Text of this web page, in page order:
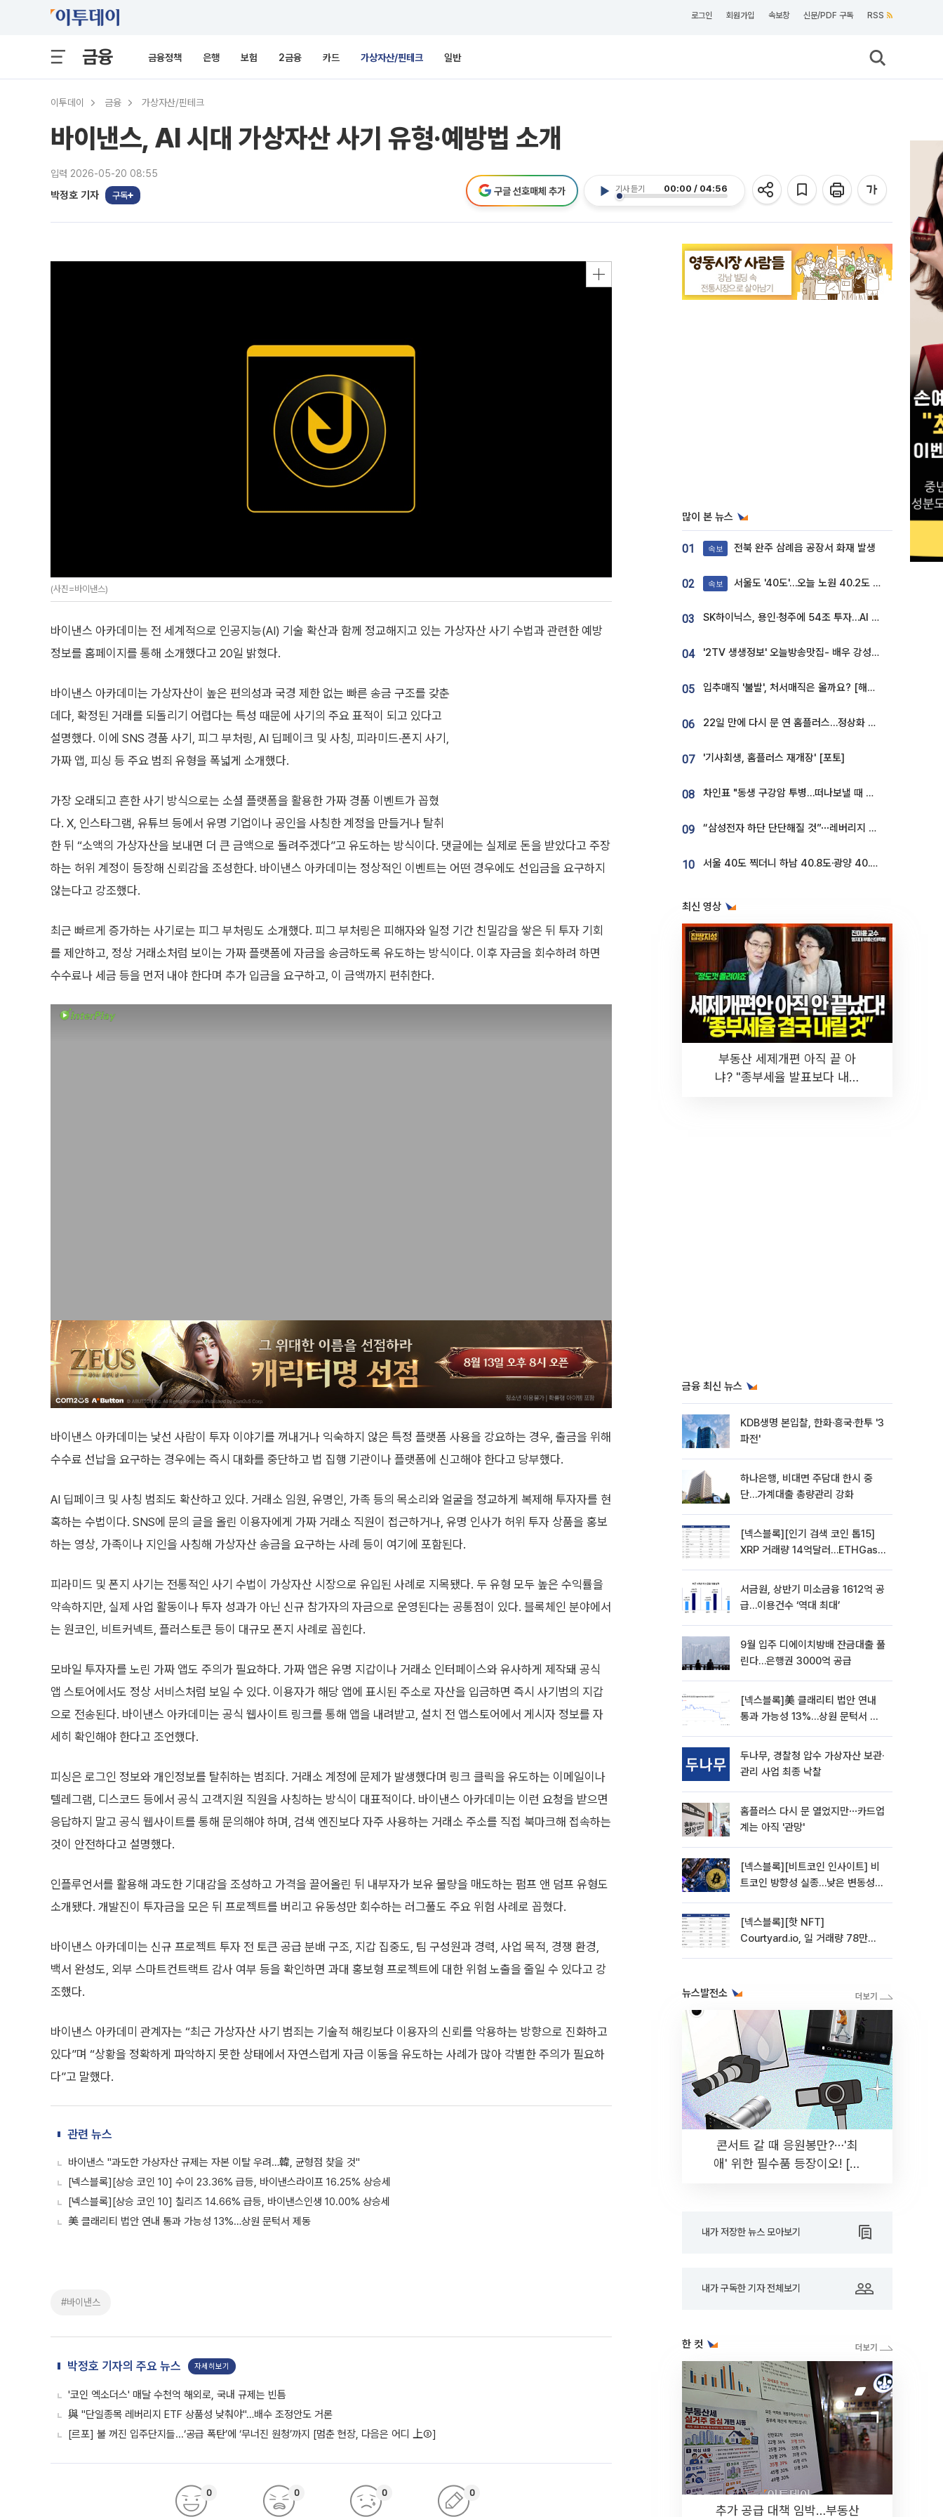
로그인 회원가입 속보창 신문/PDF 구독 RSS
금융 금융정책 은행 보험 2금융 카드 가상자산/핀테크 일반
이투데이 금융 가상자산/핀테크
바이낸스, AI 시대 가상자산 사기 유형·예방법 소개
입력 2026-05-20 08:55
박정호 기자 구독
기사 듣기 00:00 / 04:56
구글 선호매체 추가
(사진=바이낸스)
바이낸스 아카데미는 전 세계적으로 인공지능(AI) 기술 확산과 함께 정교해지고 있는 가상자산 사기 수법과 관련한 예방
정보를 홈페이지를 통해 소개했다고 20일 밝혔다.
바이낸스 아카데미는 가상자산이 높은 편의성과 국경 제한 없는 빠른 송금 구조를 갖춘
데다, 확정된 거래를 되돌리기 어렵다는 특성 때문에 사기의 주요 표적이 되고 있다고
설명했다. 이에 SNS 경품 사기, 피그 부처링, AI 딥페이크 및 사칭, 피라미드·폰지 사기,
가짜 앱, 피싱 등 주요 범죄 유형을 폭넓게 소개했다.
가장 오래되고 흔한 사기 방식으로는 소셜 플랫폼을 활용한 가짜 경품 이벤트가 꼽혔
다. X, 인스타그램, 유튜브 등에서 유명 기업이나 공인을 사칭한 계정을 만들거나 탈취
한 뒤 “소액의 가상자산을 보내면 더 큰 금액으로 돌려주겠다”고 유도하는 방식이다. 댓글에는 실제로 돈을 받았다고 주장
하는 허위 계정이 등장해 신뢰감을 조성한다. 바이낸스 아카데미는 정상적인 이벤트는 어떤 경우에도 선입금을 요구하지
않는다고 강조했다.
최근 빠르게 증가하는 사기로는 피그 부처링도 소개했다. 피그 부처링은 피해자와 일정 기간 친밀감을 쌓은 뒤 투자 기회
를 제안하고, 정상 거래소처럼 보이는 가짜 플랫폼에 자금을 송금하도록 유도하는 방식이다. 이후 자금을 회수하려 하면
수수료나 세금 등을 먼저 내야 한다며 추가 입금을 요구하고, 이 금액까지 편취한다.
바이낸스 아카데미는 낯선 사람이 투자 이야기를 꺼내거나 익숙하지 않은 특정 플랫폼 사용을 강요하는 경우, 출금을 위해
수수료 선납을 요구하는 경우에는 즉시 대화를 중단하고 법 집행 기관이나 플랫폼에 신고해야 한다고 당부했다.
AI 딥페이크 및 사칭 범죄도 확산하고 있다. 거래소 임원, 유명인, 가족 등의 목소리와 얼굴을 정교하게 복제해 투자자를 현
혹하는 수법이다. SNS에 문의 글을 올린 이용자에게 가짜 거래소 직원이 접근하거나, 유명 인사가 허위 투자 상품을 홍보
하는 영상, 가족이나 지인을 사칭해 가상자산 송금을 요구하는 사례 등이 여기에 포함된다.
피라미드 및 폰지 사기는 전통적인 사기 수법이 가상자산 시장으로 유입된 사례로 지목됐다. 두 유형 모두 높은 수익률을
약속하지만, 실제 사업 활동이나 투자 성과가 아닌 신규 참가자의 자금으로 운영된다는 공통점이 있다. 블록체인 분야에서
는 원코인, 비트커넥트, 플러스토큰 등이 대규모 폰지 사례로 꼽힌다.
모바일 투자자를 노린 가짜 앱도 주의가 필요하다. 가짜 앱은 유명 지갑이나 거래소 인터페이스와 유사하게 제작돼 공식
앱 스토어에서도 정상 서비스처럼 보일 수 있다. 이용자가 해당 앱에 표시된 주소로 자산을 입금하면 즉시 사기범의 지갑
으로 전송된다. 바이낸스 아카데미는 공식 웹사이트 링크를 통해 앱을 내려받고, 설치 전 앱스토어에서 게시자 정보를 자
세히 확인해야 한다고 조언했다.
피싱은 로그인 정보와 개인정보를 탈취하는 범죄다. 거래소 계정에 문제가 발생했다며 링크 클릭을 유도하는 이메일이나
텔레그램, 디스코드 등에서 공식 고객지원 직원을 사칭하는 방식이 대표적이다. 바이낸스 아카데미는 이런 요청을 받으면
응답하지 말고 공식 웹사이트를 통해 문의해야 하며, 검색 엔진보다 자주 사용하는 거래소 주소를 직접 북마크해 접속하는
것이 안전하다고 설명했다.
인플루언서를 활용해 과도한 기대감을 조성하고 가격을 끌어올린 뒤 내부자가 보유 물량을 매도하는 펌프 앤 덤프 유형도
소개됐다. 개발진이 투자금을 모은 뒤 프로젝트를 버리고 유동성만 회수하는 러그풀도 주요 위험 사례로 꼽혔다.
바이낸스 아카데미는 신규 프로젝트 투자 전 토큰 공급 분배 구조, 지갑 집중도, 팀 구성원과 경력, 사업 목적, 경쟁 환경,
백서 완성도, 외부 스마트컨트랙트 감사 여부 등을 확인하면 과대 홍보형 프로젝트에 대한 위험 노출을 줄일 수 있다고 강
조했다.
바이낸스 아카데미 관계자는 “최근 가상자산 사기 범죄는 기술적 해킹보다 이용자의 신뢰를 악용하는 방향으로 진화하고
있다”며 “상황을 정확하게 파악하지 못한 상태에서 자연스럽게 자금 이동을 유도하는 사례가 많아 각별한 주의가 필요하
다”고 말했다.
관련 뉴스
바이낸스 "과도한 가상자산 규제는 자본 이탈 우려…韓, 균형점 찾을 것"
[넥스블록][상승 코인 10] 수이 23.36% 급등, 바이낸스라이프 16.25% 상승세
[넥스블록][상승 코인 10] 칠리즈 14.66% 급등, 바이낸스인생 10.00% 상승세
美 클래리티 법안 연내 통과 가능성 13%…상원 문턱서 제동
#바이낸스
박정호 기자의 주요 뉴스 자세히보기
'코인 엑소더스' 매달 수천억 해외로, 국내 규제는 빈틈
與 "단일종목 레버리지 ETF 상품성 낮춰야"…배수 조정안도 거론
[르포] 불 꺼진 입주단지들...‘공급 폭탄’에 ‘무너진 원청’까지 [멈춘 현장, 다음은 어디 上③]
0 0 0 0
많이 본 뉴스
01 속보 전북 완주 삼례읍 공장서 화재 발생
02 속보 서울도 '40도'…오늘 노원 40.2도 기록
03 SK하이닉스, 용인·청주에 54조 투자…AI 메모리 생산기지 키운다
04 '2TV 생생정보' 오늘방송맛집- 배우 강성진 단골! 쌀국수ㆍ푸팟퐁 커리 맛집 '블○○○'
05 입추매직 '불발', 처서매직은 올까요? [해시태그]
06 22일 만에 다시 문 연 홈플러스…정상화 바쁜데 재고 없어 ‘발동동’[가보니]
07 '기사회생, 홈플러스 재개장' [포토]
08 차인표 "동생 구강암 투병…떠나보낼 때 가장 힘들었다”
09 “삼성전자 하단 단단해질 것”⋯레버리지 규제에 쏠림 완화 [찐코노미]
10 서울 40도 찍더니 하남 40.8도·광양 40.2도…전국 '펄펄'
최신 영상
부동산 세제개편 아직 끝 아
냐? "종부세율 발표보다 내릴
금융 최신 뉴스
KDB생명 본입찰, 한화·흥국·한투 '3
파전'
하나은행, 비대면 주담대 한시 중
단…가계대출 총량관리 강화
[넥스블록][인기 검색 코인 톱15]
XRP 거래량 14억달러…ETHGas
서금원, 상반기 미소금융 1612억 공
급…이용건수 ‘역대 최대’
9월 입주 디에이치방배 잔금대출 풀
린다…은행권 3000억 공급
[넥스블록]美 클래리티 법안 연내
통과 가능성 13%…상원 문턱서 제
두나무, 경찰청 압수 가상자산 보관·
관리 사업 최종 낙찰
홈플러스 다시 문 열었지만⋯카드업
계는 아직 '관망'
[넥스블록][비트코인 인사이트] 비
트코인 방향성 실종…낮은 변동성에
[넥스블록][핫 NFT]
Courtyard.io, 일 거래량 78만
뉴스발전소
콘서트 갈 때 응원봉만?⋯'최
애' 위한 필수품 등장이오! [솔
내가 저장한 뉴스 모아보기
내가 구독한 기자 전체보기
한 컷
추가 공급 대책 임박…부동산